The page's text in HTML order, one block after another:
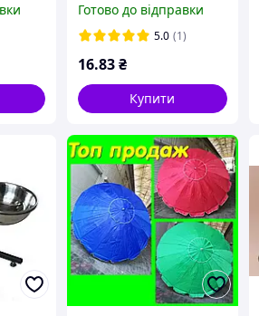
Готово до відправки
5.0 (1)
16.83 ₴
Купити